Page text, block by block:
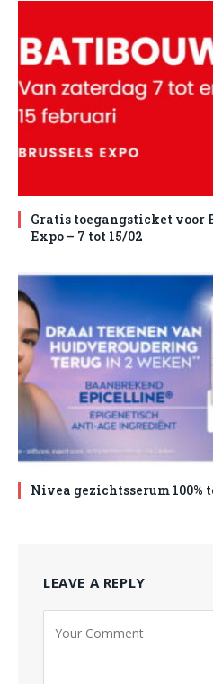
Gratis toegangsticket voor
Expo – 7 tot 15/02
Nivea gezichtsserum 100%
LEAVE A REPLY